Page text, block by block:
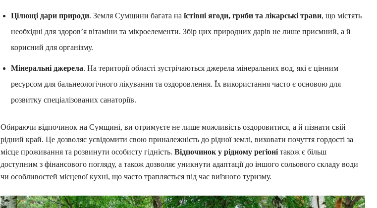
Цілющі дари природи. Земля Сумщини багата на їстівні ягоди, гриби та лікарські трави, що містять
необхідні для здоров’я вітаміни та мікроелементи. Збір цих природних дарів не лише приємний, а й
корисний для організму.
Мінеральні джерела. На території області зустрічаються джерела мінеральних вод, які є цінним
ресурсом для бальнеологічного лікування та оздоровлення. Їх використання часто є основою для
розвитку спеціалізованих санаторіїв.
Обираючи відпочинок на Сумщині, ви отримуєте не лише можливість оздоровитися, а й пізнати свій
рідний край. Це дозволяє усвідомити свою приналежність до рідної землі, виховати почуття гордості за
місце проживання та розвинути особисту гідність. Відпочинок у рідному регіонітакож є більш
доступним з фінансового погляду, а також дозволяє уникнути адаптації до іншого сольового складу води
чи особливостей місцевої кухні, що часто трапляється під час виїзного туризму.